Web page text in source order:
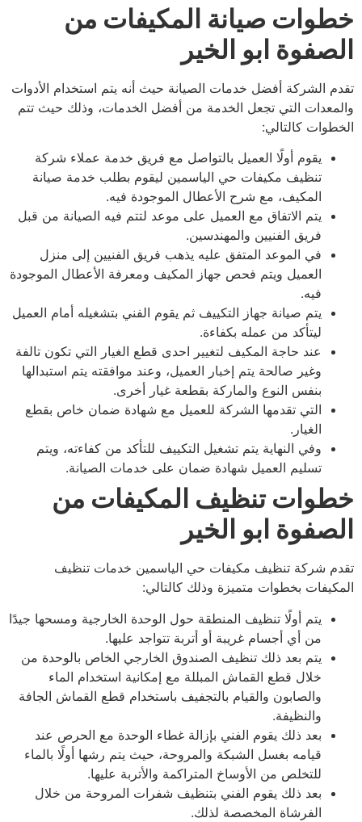
صيانة المكيفات من
ابو الخير
الشركة أفضل خدمات الصيانة حيث أنه يتم استخدام الأدوات
التي تجعل الخدمة من أفضل الخدمات، وذلك حيث تتم
كالتالي:
يقوم أولًا العميل بالتواصل مع فريق خدمة عملاء شركة
تنظيف مكيفات حي الياسمين ليقوم بطلب خدمة صيانة
المكيف، مع شرح الأعطال الموجودة فيه.
يتم الاتفاق مع العميل على موعد لتتم فيه الصيانة من قبل
فريق الفنيين والمهندسين.
في الموعد المتفق عليه يذهب فريق الفنيين إلى منزل
العميل ويتم فحص جهاز المكيف ومعرفة الأعطال الموجودة
يتم صيانة جهاز التكييف ثم يقوم الفني بتشغيله أمام العميل
ليتأكد من عمله بكفاءة.
عند حاجة المكيف لتغيير احدى قطع الغيار التي تكون تالفة
وغير صالحة يتم إخبار العميل، وعند موافقته يتم استبدالها
بنفس النوع والماركة بقطعة غيار أخرى.
التي تقدمها الشركة للعميل مع شهادة ضمان خاص بقطع
الغيار.
وفي النهاية يتم تشغيل التكييف للتأكد من كفاءته، ويتم
تسليم العميل شهادة ضمان على خدمات الصيانة.
تنظيف المكيفات من
ابو الخير
شركة تنظيف مكيفات حي الياسمين خدمات تنظيف
بخطوات متميزة وذلك كالتالي:
يتم أولًا تنظيف المنطقة حول الوحدة الخارجية ومسحها جيدًا
من أي أجسام غريبة أو أتربة تتواجد عليها.
يتم بعد ذلك تنظيف الصندوق الخارجي الخاص بالوحدة من
خلال قطع القماش المبللة مع إمكانية استخدام الماء
والصابون والقيام بالتجفيف باستخدام قطع القماش الجافة
والنظيفة.
بعد ذلك يقوم الفني بإزالة غطاء الوحدة مع الحرص عند
قيامه بغسل الشبكة والمروحة، حيث يتم رشها أولًا بالماء
للتخلص من الأوساخ المتراكمة والأتربة عليها.
بعد ذلك يقوم الفني بتنظيف شفرات المروحة من خلال
الفرشاة المخصصة لذلك.